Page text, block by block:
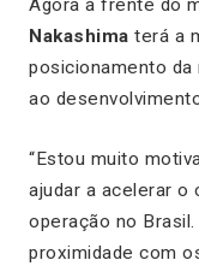
Agora à frente do
Nakashima terá a
posicionamento da
ao
“Estou muito
ajudar a acelerar o
operação no
proximidade com